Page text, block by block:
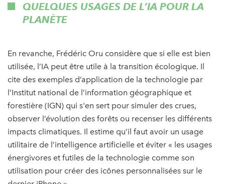
QUELQUES USAGES DE L’IA POUR LA
PLANÈTE
En revanche, Frédéric Oru considère que si elle est bien
utilisée, l’IA peut être utile à la transition écologique. Il
cite des exemples d’application de la technologie par
l’Institut national de l’information géographique et
forestière (IGN) qui s'en sert pour simuler des crues,
observer l’évolution des forêts ou recenser les différents
impacts climatiques. Il estime qu’il faut avoir un usage
utilitaire de l’intelligence artificielle et éviter « les usages
énergivores et futiles de la technologie comme son
utilisation pour créer des icônes personnalisées sur le